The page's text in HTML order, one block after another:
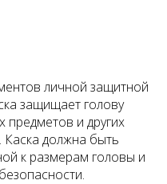
личной защитной
защищает голову
предметов и других
Каска должна быть
к размерам головы и